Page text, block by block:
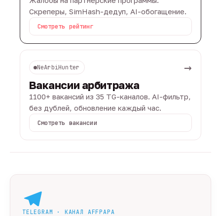
Скреперы, SimHash-дедуп, AI-обогащение.
Смотреть рейтинг
NeArbiHunter →
Вакансии арбитража
1100+ вакансий из 35 TG-каналов. AI-фильтр,
без дублей, обновление каждый час.
Смотреть вакансии
TELEGRAM · КАНАЛ AFFPAPA